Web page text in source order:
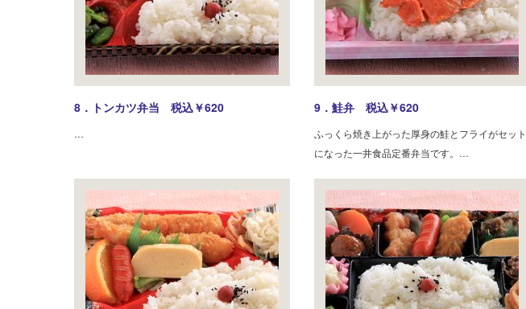
8．トンカツ弁当 税込￥620
…
9．鮭弁 税込￥620
ふっくら焼き上がった厚身の鮭とフライがセット
になった一井食品定番弁当です。…